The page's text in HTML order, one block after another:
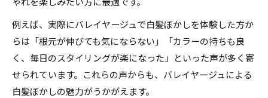
白髪ぼかし施術後の髪質ケア方法を解説
理想のバレイヤージュが続く理由とは
白髪ぼかしで理想のバレイヤージュを長持ちさ
せるコツ
ゃれを楽しみたい方に最適です。
例えば、実際にバレイヤージュで白髪ぼかしを体験した方か
らは「根元が伸びても気にならない」「カラーの持ちも良
く、毎日のスタイリングが楽になった」といった声が多く寄
せられています。これらの声からも、バレイヤージュによる
白髪ぼかしの魅力がうかがえます。